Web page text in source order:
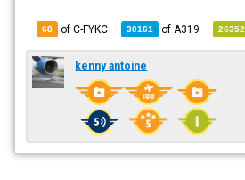
68 of C-FYKC 30161 of A319 26352
kenny antoine